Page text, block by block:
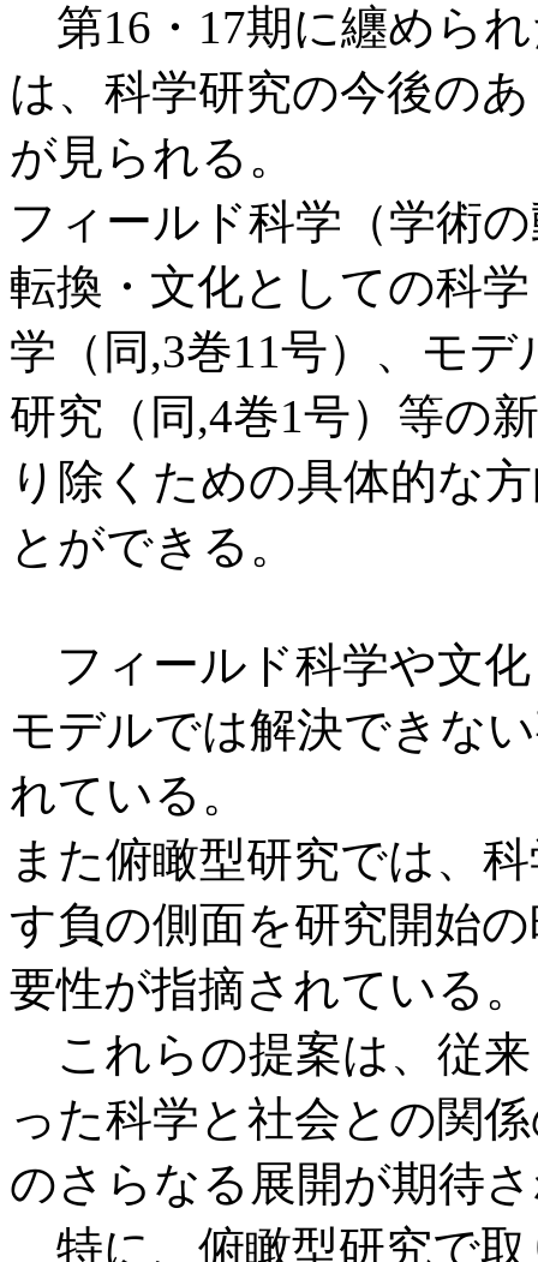
第16・17期に纏めら
は、科学研究の今後の
が見られる。
フィールド科学（学術
転換・文化としての科
学（同,3巻11号）、モ
研究（同,4巻1号）等の
り除くための具体的な
とができる。
フィールド科学や文
モデルでは解決できな
れている。
また俯瞰型研究では、
す負の側面を研究開始
要性が指摘されている。
これらの提案は、従
った科学と社会との関
のさらなる展開が期待
特に、俯瞰型研究で